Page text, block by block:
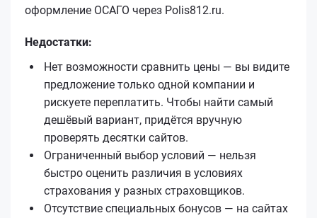
оформление ОСАГО через Polis812.ru.
Недостатки:
Нет возможности сравнить цены — вы видите
предложение только одной компании и
рискуете переплатить. Чтобы найти самый
дешёвый вариант, придётся вручную
проверять десятки сайтов.
Ограниченный выбор условий — нельзя
быстро оценить различия в условиях
страхования у разных страховщиков.
Отсутствие специальных бонусов — на сайтах